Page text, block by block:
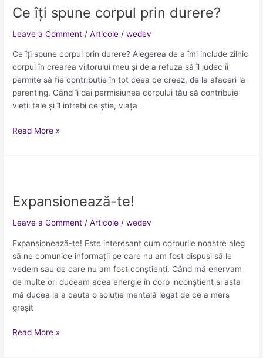
Ce îți spune corpul prin durere?
Leave a Comment /Articole /wedev
Ce îți spune corpul prin durere? Alegerea de a îmi include zilnic
corpul în crearea viitorului meu și de a refuza să îl judec îi
permite să fie contribuție în tot ceea ce creez, de la afaceri la
parenting. Când îi dai permisiunea corpului tău să contribuie
vieții tale și îl intrebi ce știe, viața
spune
prin
durere?
Read More »
Expansionează-te!
Leave a Comment /Articole /wedev
Expansionează-te! Este interesant cum corpurile noastre aleg
să ne comunice informații pe care nu am fost dispuși să le
vedem sau de care nu am fost conștienți. Când mă enervam
de multe ori duceam acea energie în corp inconștient si asta
mă ducea la a cauta o soluție mentală legat de ce a mers
greșit
Read More »